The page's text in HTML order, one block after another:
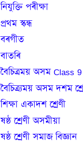
নিযুক্তি পৰীক্ষা
প্রথম স্কন্ধ
বৰগীত
বাতৰি
বৈচিত্রময় অসম Class 9
বৈচিত্র্যময় অসম দশম
শিক্ষা একাদশ শ্ৰেণী
ষষ্ঠ শ্ৰেণী অসমীয়া
ষষ্ঠ শ্ৰেণী সমাজ বিজ্ঞান